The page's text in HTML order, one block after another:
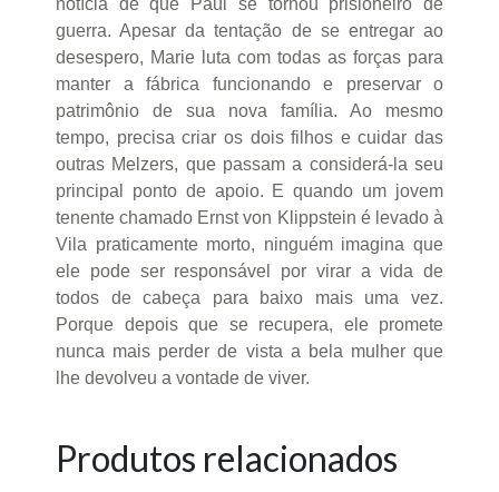
notícia de que Paul se tornou prisioneiro de
guerra. Apesar da tentação de se entregar ao
desespero, Marie luta com todas as forças para
manter a fábrica funcionando e preservar o
patrimônio de sua nova família. Ao mesmo
tempo, precisa criar os dois filhos e cuidar das
outras Melzers, que passam a considerá-la seu
principal ponto de apoio. E quando um jovem
tenente chamado Ernst von Klippstein é levado à
Vila praticamente morto, ninguém imagina que
ele pode ser responsável por virar a vida de
todos de cabeça para baixo mais uma vez.
Porque depois que se recupera, ele promete
nunca mais perder de vista a bela mulher que
lhe devolveu a vontade de viver.
Produtos relacionados